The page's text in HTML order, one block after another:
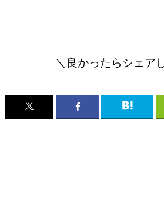
＼良かったらシェア